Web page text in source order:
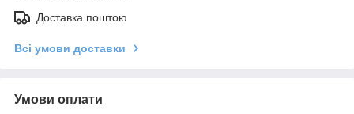
Доставка поштою
Всі умови доставки
Умови оплати